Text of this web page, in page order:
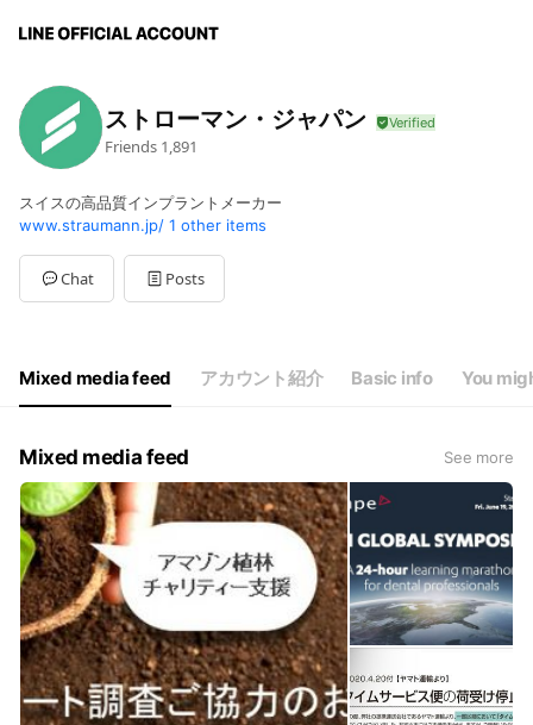
ストローマン・ジャパン
Friends 1,891
スイスの高品質インプラントメーカー
www.straumann.jp/ 1 other items
Chat Posts
Mixed media feed アカウント紹介 Basic info You
Mixed media feed See more